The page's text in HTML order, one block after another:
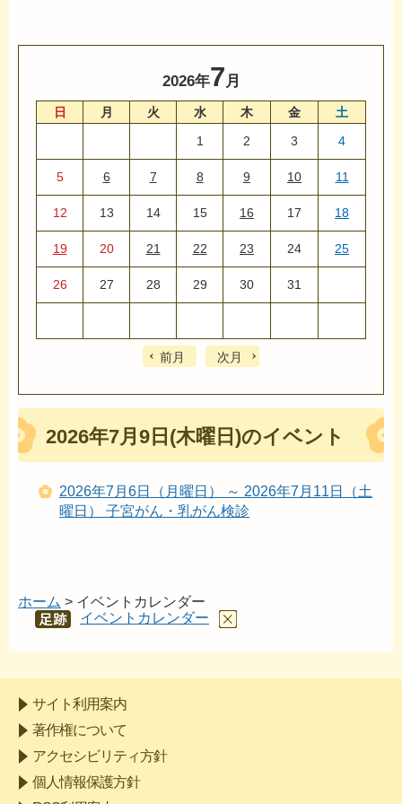
2026年7 月
日 月 火 水 木 金
土
1
2 3 4
5 6 7 8 9 10 11
12 13 14 15 16 17 18
19 20 21 22 23 24 25
26 27 28 29 30 31
前月 次月
2026年7月9日(木曜日)のイベント
2026年7月6日（月曜日） ～ 2026年7月11日（土
曜日） 子宮がん・乳がん検診
ホーム > イベントカレンダー
あし
イベントカレンダー
サイト利用案内
著作権について
アクセシビリティ方針
個人情報保護方針